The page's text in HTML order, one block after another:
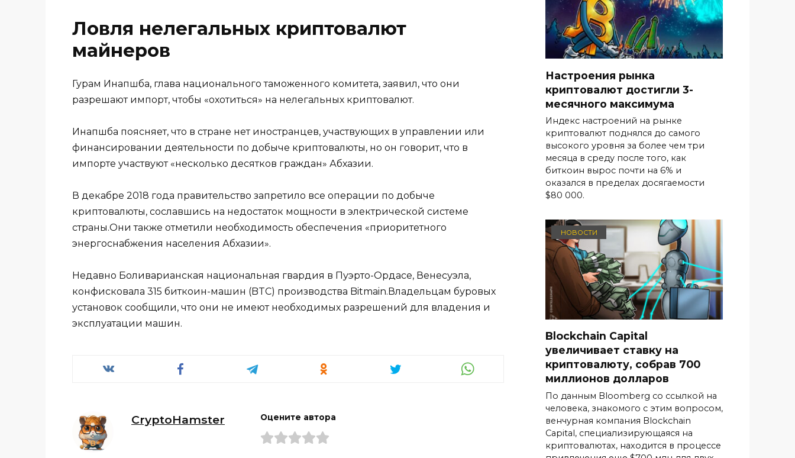
Ловля нелегальных криптовалют
майнеров
Гурам Инапшба, глава национального таможенного комитета, заявил, что они
разрешают импорт, чтобы «охотиться» на нелегальных криптовалют.
Инапшба поясняет, что в стране нет иностранцев, участвующих в управлении или
финансировании деятельности по добыче криптовалюты, но он говорит, что в
импорте участвуют «несколько десятков граждан» Абхазии.
В декабре 2018 года правительство запретило все операции по добыче
криптовалюты, сославшись на недостаток мощности в электрической системе
страны.Они также отметили необходимость обеспечения «приоритетного
энергоснабжения населения Абхазии».
Недавно Боливарианская национальная гвардия в Пуэрто-Ордасе, Венесуэла,
конфисковала 315 биткоин-машин (BTC) производства Bitmain.Владельцам буровых
установок сообщили, что они не имеют необходимых разрешений для владения и
эксплуатации машин.
CryptoHamster Оцените автора
Настроения рынка
криптовалют достигли 3-
месячного максимума
Индекс настроений на рынке
криптовалют поднялся до самого
высокого уровня за более чем три
месяца в среду после того, как
биткоин вырос почти на 6% и
оказался в пределах досягаемости
$80 000.
НОВОСТИ
Blockchain Capital
увеличивает ставку на
криптовалюту, собрав 700
миллионов долларов
По данным Bloomberg со ссылкой на
человека, знакомого с этим вопросом,
венчурная компания Blockchain
Capital, специализирующаяся на
криптовалютах, находится в процессе